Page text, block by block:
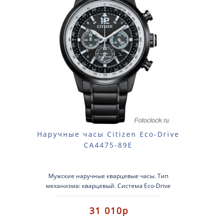
Наручные часы Citizen Eco-Drive
CA4475-89E
Мужские наручные кварцевые часы. Тип
механизма: кварцевый. Система Eco-Drive
(аккумулятор с питанием от световой энерг..
31 010р